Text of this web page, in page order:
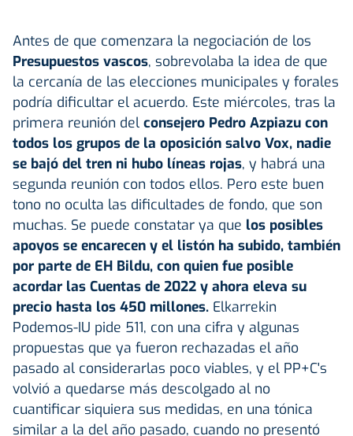
Antes de que comenzara la negociación de los
Presupuestos vascos, sobrevolaba la idea de que
la cercanía de las elecciones municipales y forales
podría dificultar el acuerdo. Este miércoles, tras la
primera reunión del consejero Pedro Azpiazu con
todos los grupos de la oposición salvo Vox, nadie
se bajó del tren ni hubo líneas rojas, y habrá una
segunda reunión con todos ellos. Pero este buen
tono no oculta las dificultades de fondo, que son
muchas. Se puede constatar ya que los posibles
apoyos se encarecen y el listón ha subido, también
por parte de EH Bildu, con quien fue posible
acordar las Cuentas de 2022 y ahora eleva su
precio hasta los 450 millones. Elkarrekin
Podemos-IU pide 511, con una cifra y algunas
propuestas que ya fueron rechazadas el año
pasado al considerarlas poco viables, y el PP+C's
volvió a quedarse más descolgado al no
cuantificar siquiera sus medidas, en una tónica
similar a la del año pasado, cuando no presentó